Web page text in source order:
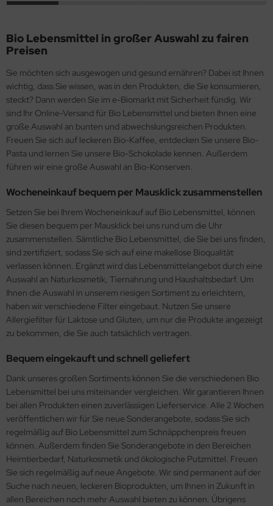
Bio Lebensmittel in großer Auswahl zu fairen
Preisen
Sie möchten sich ausgewogen und gesund ernähren? Dabei ist Ihnen
wichtig, dass Sie wissen, was in den Produkten, die Sie konsumieren,
steckt? Dann werden Sie im e-Biomarkt mit Sicherheit fündig. Wir
sind Ihr Online-Versand für Bio Lebensmittel und bieten Ihnen eine
große Auswahl an bunten und abwechslungsreichen Produkten.
Freuen Sie sich auf leckeren Bio-Kaffee, entdecken Sie unsere Bio-
Pasta und lernen Sie unsere Bio-Schokolade kennen. Außerdem
führen wir eine große Auswahl an Bio-Konserven.
Wocheneinkauf bequem per Mausklick zusammenstellen
Setzen Sie bei Ihrem Wocheneinkauf auf Bio Lebensmittel, können
Sie diesen bequem per Mausklick bei uns rund um die Uhr
zusammenstellen. Sämtliche Bio Lebensmittel, die Sie bei uns finden,
sind zertifiziert, sodass Sie sich auf eine makellose Bioqualität
verlassen können. Ergänzt wird das Lebensmittelangebot durch eine
Auswahl an Naturkosmetik, Tiernahrung und Haushaltsbedarf. Um
Ihnen die Auswahl in unserem riesigen Sortiment zu erleichtern,
haben wir verschiedene Filter eingebaut. Nutzen Sie unsere
Allergiefilter für Laktose und Gluten, um nur die Produkte angezeigt
zu bekommen, die Sie auch tatsächlich vertragen.
Bequem eingekauft und schnell geliefert
Dank unseres großen Sortiments können Sie die verschiedenen Bio
Lebensmittel bei uns miteinander vergleichen. Wir garantieren Ihnen
bei allen Produkten einen zuverlässigen Lieferservice. Alle 2 Wochen
veröffentlichen wir für Sie neue Sonderangebote, sodass Sie sich
regelmäßig auf Bio Lebensmittel zum Schnäppchenpreis freuen
können. Außerdem finden Sie Sonderangebote in den Bereichen
Heimtierbedarf, Naturkosmetik und ökologische Putzmittel. Freuen
Sie sich regelmäßig auf neue Angebote. Wir sind permanent auf der
Suche nach neuen, leckeren Bioprodukten, um Ihnen in Zukunft in
allen Bereichen noch mehr Auswahl bieten zu können. Übrigens